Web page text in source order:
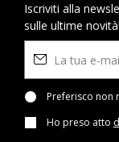
per consentirle di
assoluta libertà.
per godersi i primi
prestano a
regolabile
a sera. Se vuoi
tendenza, prova il
a un uso
Iscriviti alla
sulle ultime novità!
Preferisco non
Ho preso atto